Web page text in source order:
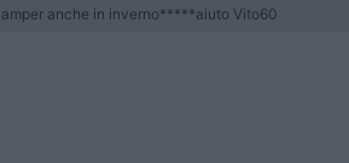
anche in inverno*****aiuto Vito60